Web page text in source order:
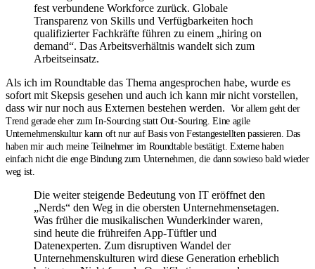
fest verbundene Workforce zurück. Globale
Transparenz von Skills und Verfügbarkeiten hoch
qualifizierter Fachkräfte führen zu einem „hiring on
demand“. Das Arbeitsverhältnis wandelt sich zum
Arbeitseinsatz.
Als ich im Roundtable das Thema angesprochen habe, wurde es
sofort mit Skepsis gesehen und auch ich kann mir nicht vorstellen,
dass wir nur noch aus Externen bestehen werden. Vor allem geht der
Trend gerade eher zum In-Sourcing statt Out-Souring. Eine agile
Unternehmenskultur kann oft nur auf Basis von Festangestellten passieren. Das
haben mir auch meine Teilnehmer im Roundtable bestätigt. Externe haben
einfach nicht die enge Bindung zum Unternehmen, die dann sowieso bald wieder
weg ist.
Die weiter steigende Bedeutung von IT eröffnet den
„Nerds“ den Weg in die obersten Unternehmensetagen.
Was früher die musikalischen Wunderkinder waren,
sind heute die frühreifen App-Tüftler und
Datenexperten. Zum disruptiven Wandel der
Unternehmenskulturen wird diese Generation erheblich